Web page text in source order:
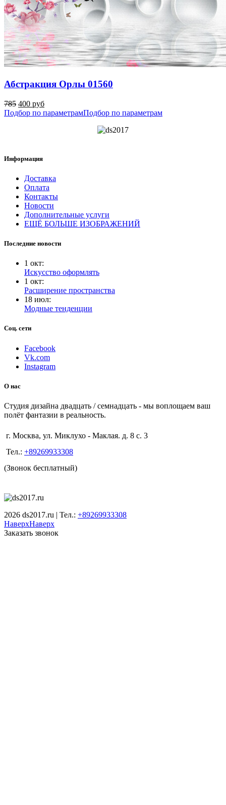
Абстракция Орлы 01560
785 400 руб
Подбор по параметрамПодбор по параметрам
Информация
Доставка
Оплата
Контакты
Новости
Дополнительные услуги
ЕЩЁ БОЛЬШЕ ИЗОБРАЖЕНИЙ
Последние новости
1 окт:
Искусство оформлять
1 окт:
Расширение пространства
18 июл:
Модные тенденции
Соц. сети
Facebook
Vk.com
Instagram
О нас
Студия дизайна двадцать / семнадцать - мы воплощаем ваш
полёт фантазии в реальность.
г. Москва, ул. Миклухо - Маклая. д. 8 с. 3
Тел.: +89269933308
(Звонок бесплатный)
2026 ds2017.ru | Тел.: +89269933308
НаверхНаверх
Заказать звонок